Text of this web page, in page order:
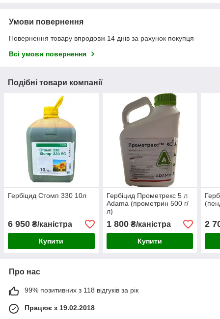
Умови повернення
Повернення товару впродовж 14 днів за рахунок покупця
Всі умови повернення
Подібні товари компанії
Гербіцид Стомп 330 10л
6 950 ₴/каністра
Купити
Гербіцид Прометрекс 5 л
Adama (прометрин 500 г/
л)
1 800₴/каністра
Купити
2
Про нас
99% позитивних з 118 відгуків за рік
Працює з 19.02.2018